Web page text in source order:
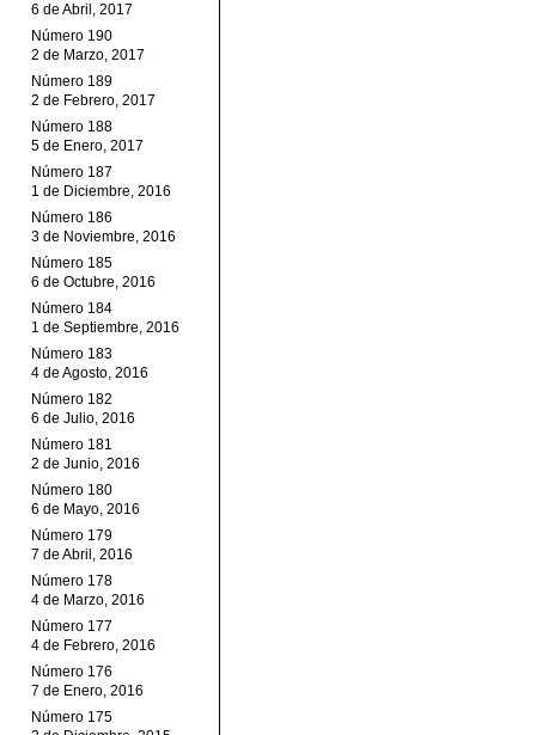
6 de Abril, 2017
Número 190
2 de Marzo, 2017
Número 189
2 de Febrero, 2017
Número 188
5 de Enero, 2017
Número 187
1 de Diciembre, 2016
Número 186
3 de Noviembre, 2016
Número 185
6 de Octubre, 2016
Número 184
1 de Septiembre, 2016
Número 183
4 de Agosto, 2016
Número 182
6 de Julio, 2016
Número 181
2 de Junio, 2016
Número 180
6 de Mayo, 2016
Número 179
7 de Abril, 2016
Número 178
4 de Marzo, 2016
Número 177
4 de Febrero, 2016
Número 176
7 de Enero, 2016
Número 175